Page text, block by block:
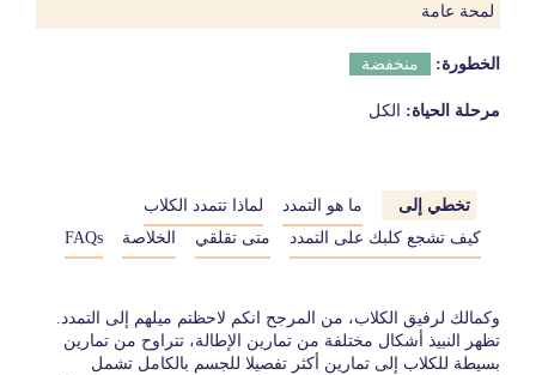
لمحة عامة
الخطورة: منخفضة
مرحلة الحياة: الكل
تخطي إلى ما هو التمدد
لماذا تتمدد الكلاب
كيف تشجع كلبك على التمدد
متى تقلقي الخلاصة FAQs
وكمالك لرفيق الكلاب، من المرجح انكم لاحظتم ميلهم إلى التمدد.
تظهر النبيذ أشكال مختلفة من تمارين الإطالة، تتراوح من تمارين
بسيطة للكلاب إلى تمارين أكثر تفصيلا للجسم بالكامل تشمل